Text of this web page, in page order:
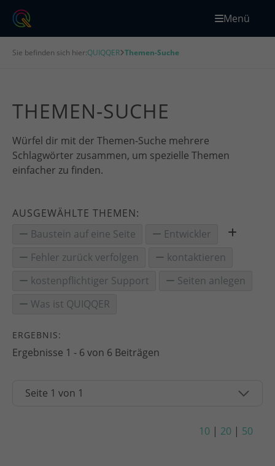
Menü
Sie befinden sich hier:QUIQQER Themen-Suche
THEMEN-SUCHE
Würfel dir mit der Themen-Suche mehrere
Schlagwörter zusammen, um spezielle Themen
einfacher zu finden.
AUSGEWÄHLTE THEMEN:
Baustein auf eine Seite
Entwickler
Fehler zurück verfolgen
kontaktieren
kostenpflichtiger Support
Seiten anlegen
Was ist QUIQQER
ERGEBNIS:
Ergebnisse 1 - 6 von 6 Beiträgen
10 | 20 | 50